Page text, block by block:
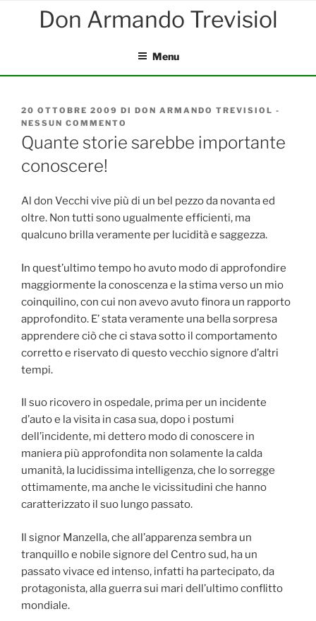
Menu
PUBBLICATO
IL
20 OTTOBRE 2009 DI DON ARMANDO TREVISIOL -
NESSUN COMMENTO
QUANTE
STORIE
Quante storie sarebbe importante
conoscere!
Al don Vecchi vive più di un bel pezzo da novanta ed
oltre. Non tutti sono ugualmente efficienti, ma
qualcuno brilla veramente per lucidità e saggezza.
In quest’ultimo tempo ho avuto modo di approfondire
maggiormente la conoscenza e la stima verso un mio
coinquilino, con cui non avevo avuto finora un rapporto
approfondito. E’ stata veramente una bella sorpresa
apprendere ciò che ci stava sotto il comportamento
corretto e riservato di questo vecchio signore d’altri
tempi.
Il suo ricovero in ospedale, prima per un incidente
d’auto e la visita in casa sua, dopo i postumi
dell’incidente, mi dettero modo di conoscere in
maniera più approfondita non solamente la calda
umanità, la lucidissima intelligenza, che lo sorregge
ottimamente, ma anche le vicissitudini che hanno
caratterizzato il suo lungo passato.
Il signor Manzella, che all’apparenza sembra un
tranquillo e nobile signore del Centro sud, ha un
passato vivace ed intenso, infatti ha partecipato, da
protagonista, alla guerra sui mari dell’ultimo conflitto
mondiale.